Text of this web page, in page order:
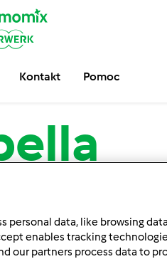
Kontakt Pomoc
personal data, like browsing
enables tracking
our partners process data to